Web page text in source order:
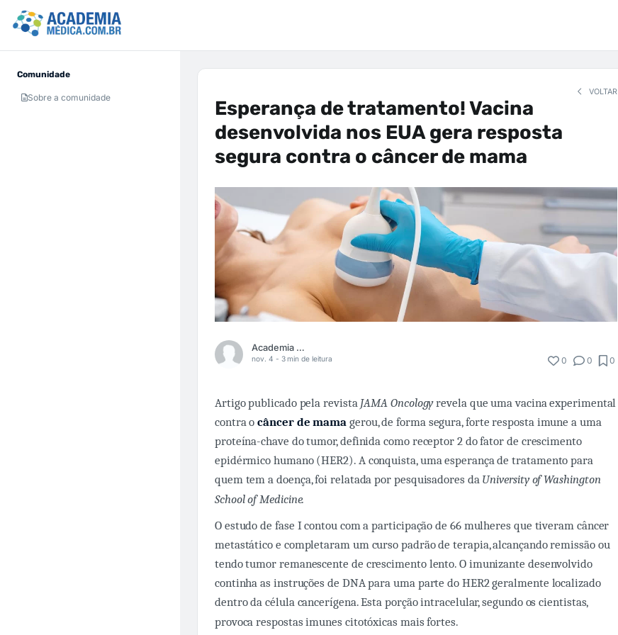
Comunidade
Sobre a comunidade
VOLTAR
Esperança de tratamento! Vacina
desenvolvida nos EUA gera resposta
segura contra o câncer de mama
Academia Médica
nov. 4 - 3 min de leitura 0 0 0
Artigo publicado pela revista JAMA Oncologyrevela que uma vacina experimental
contra ocâncer de mama gerou, de forma segura, forte resposta imune a uma
proteína-chave do tumor, definida como receptor 2 do fator de crescimento
epidérmico humano (HER2). A conquista, uma esperança de tratamento para
quem tem a doença, foi relatada por pesquisadores da University of Washington
School of Medicine.
O estudo de fase I contou com a participação de 66 mulheres que tiveram câncer
metastático e completaram um curso padrão de terapia, alcançando remissão ou
tendo tumor remanescente de crescimento lento. O imunizante desenvolvido
continha as instruções de DNA para uma parte do HER2 geralmente localizado
dentro da célula cancerígena. Esta porção intracelular, segundo os cientistas,
provoca respostas imunes citotóxicas mais fortes.